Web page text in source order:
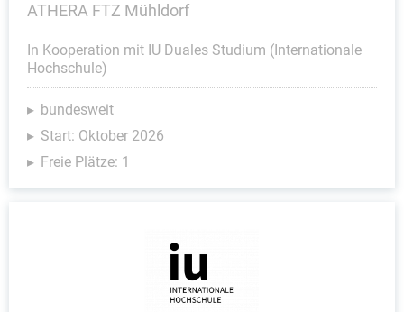
ATHERA FTZ Mühldorf
In Kooperation mit IU Duales Studium (Internationale
Hochschule)
bundesweit
Start: Oktober 2026
Freie Plätze: 1